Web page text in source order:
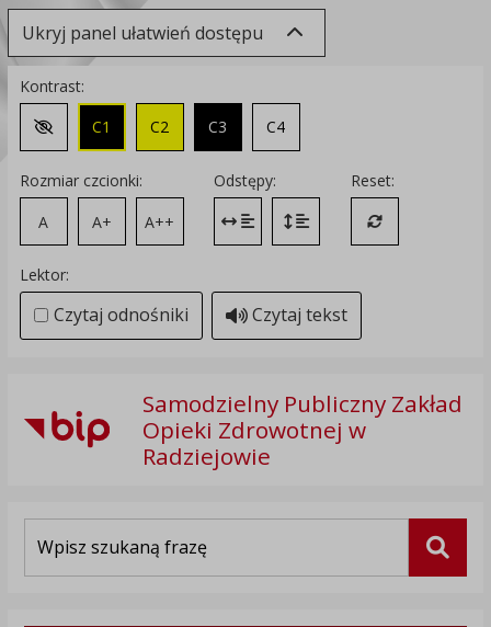
Ukryj panel ułatwień dostępu
Kontrast:
Zmień kontrast na domyślny
C1 C2 C3 C4
Rozmiar czcionki:
A
A+ A++
Odstępy:
Zmień odstęp między literami
Zmień interlinię i margines
Reset:
Przywróć
Lektor:
Czytaj odnośniki Czytaj tekst
Samodzielny Publiczny Zakład
Opieki Zdrowotnej w
Radziejowie